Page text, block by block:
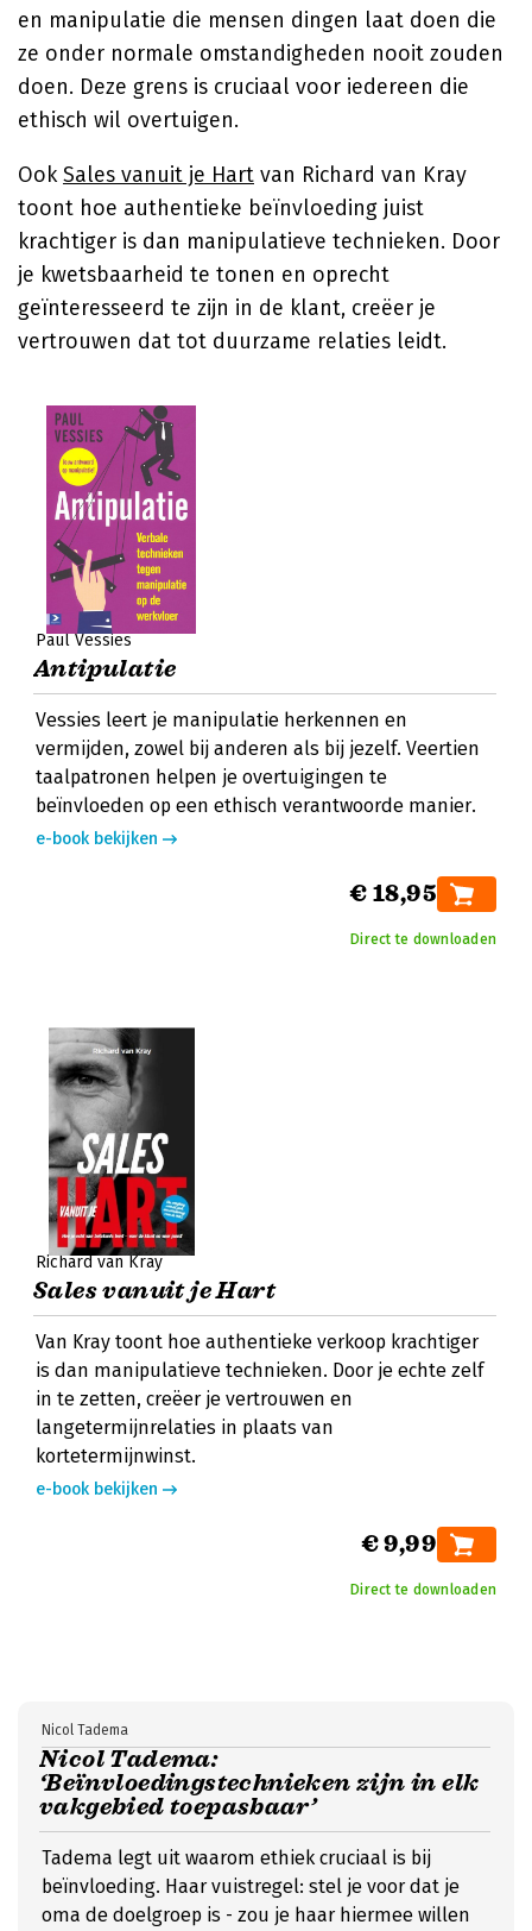
en manipulatie die mensen dingen laat doen die
ze onder normale omstandigheden nooit zouden
doen. Deze grens is cruciaal voor iedereen die
ethisch wil overtuigen.
OokSales vanuit je Hart van Richard van Kray
toont hoe authentieke beïnvloeding juist
krachtiger is dan manipulatieve technieken. Door
je kwetsbaarheid te tonen en oprecht
geïnteresseerd te zijn in de klant, creëer je
vertrouwen dat tot duurzame relaties leidt.
Paul Vessies
Antipulatie
Vessies leert je manipulatie herkennen en
vermijden, zowel bij anderen als bij jezelf. Veertien
taalpatronen helpen je overtuigingen te
beïnvloeden op een ethisch verantwoorde manier.
e-book bekijken
€ 18,95
Direct te downloaden
Richard van Kray
Sales vanuit je Hart
Van Kray toont hoe authentieke verkoop krachtiger
is dan manipulatieve technieken. Door je echte zelf
in te zetten, creëer je vertrouwen en
langetermijnrelaties in plaats van
kortetermijnwinst.
e-book bekijken
€ 9,99
Direct te downloaden
Nicol Tadema:
‘Beïnvloedingstechnieken zijn in elk
vakgebied toepasbaar’
Nicol Tadema
Tadema legt uit waarom ethiek cruciaal is bij
beïnvloeding. Haar vuistregel: stel je voor dat je
oma de doelgroep is - zou je haar hiermee willen